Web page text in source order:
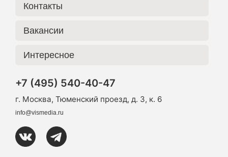
Контакты
Вакансии
Интересное
+7 (495) 540-40-47
г. Москва, Тюменский проезд, д. 3, к. 6
info@vismedia.ru